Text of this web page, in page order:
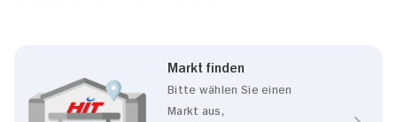
Markt finden
Bitte wählen Sie einen
Markt aus,